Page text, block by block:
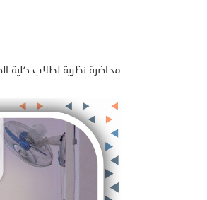
محاضرة نظرية لطلاب كلية